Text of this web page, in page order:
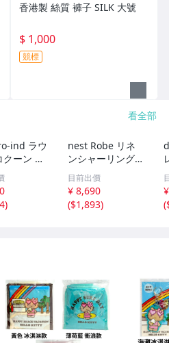
香港製 絲質 褲子 SILK 大號
$ 1,000
競標
看全部
ind ラウ
クーン ノ
ブ ワン
イビー
インド 6
286215
)
nest Robe リネ
ンシャーリングネ
ックワンピース 0
1171-1101-1 製
品染め ワンピー
ス オフホワイト
目前出價
¥ 8,690
($1,893)
(